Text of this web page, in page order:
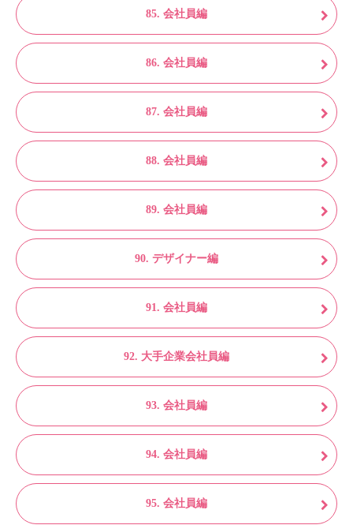
85. 会社員編
86. 会社員編
87. 会社員編
88. 会社員編
89. 会社員編
90. デザイナー編
91. 会社員編
92. 大手企業会社員編
93. 会社員編
94. 会社員編
95. 会社員編